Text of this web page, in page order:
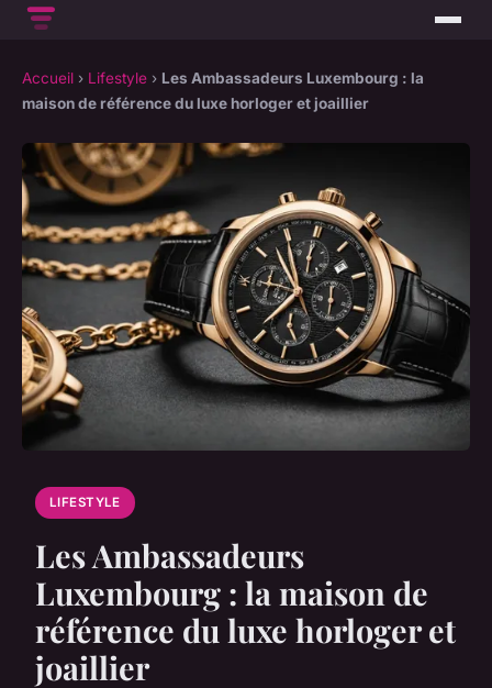
Accueil › Lifestyle › Les Ambassadeurs Luxembourg : la
maison de référence du luxe horloger et joaillier
LIFESTYLE
Les Ambassadeurs
Luxembourg : la maison de
référence du luxe horloger et
joaillier